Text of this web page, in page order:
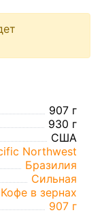
907 г
930 г
США
Northwest
Бразилия
Сильная
Кофе в зернах
907 г